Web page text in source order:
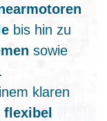
bis hin zu
sowie
.
klaren